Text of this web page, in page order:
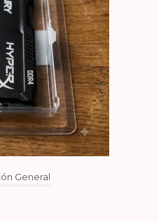
General